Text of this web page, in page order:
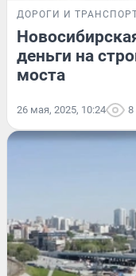
ДОРОГИ И
деньги на
моста
26 мая, 2025, 10:24 8